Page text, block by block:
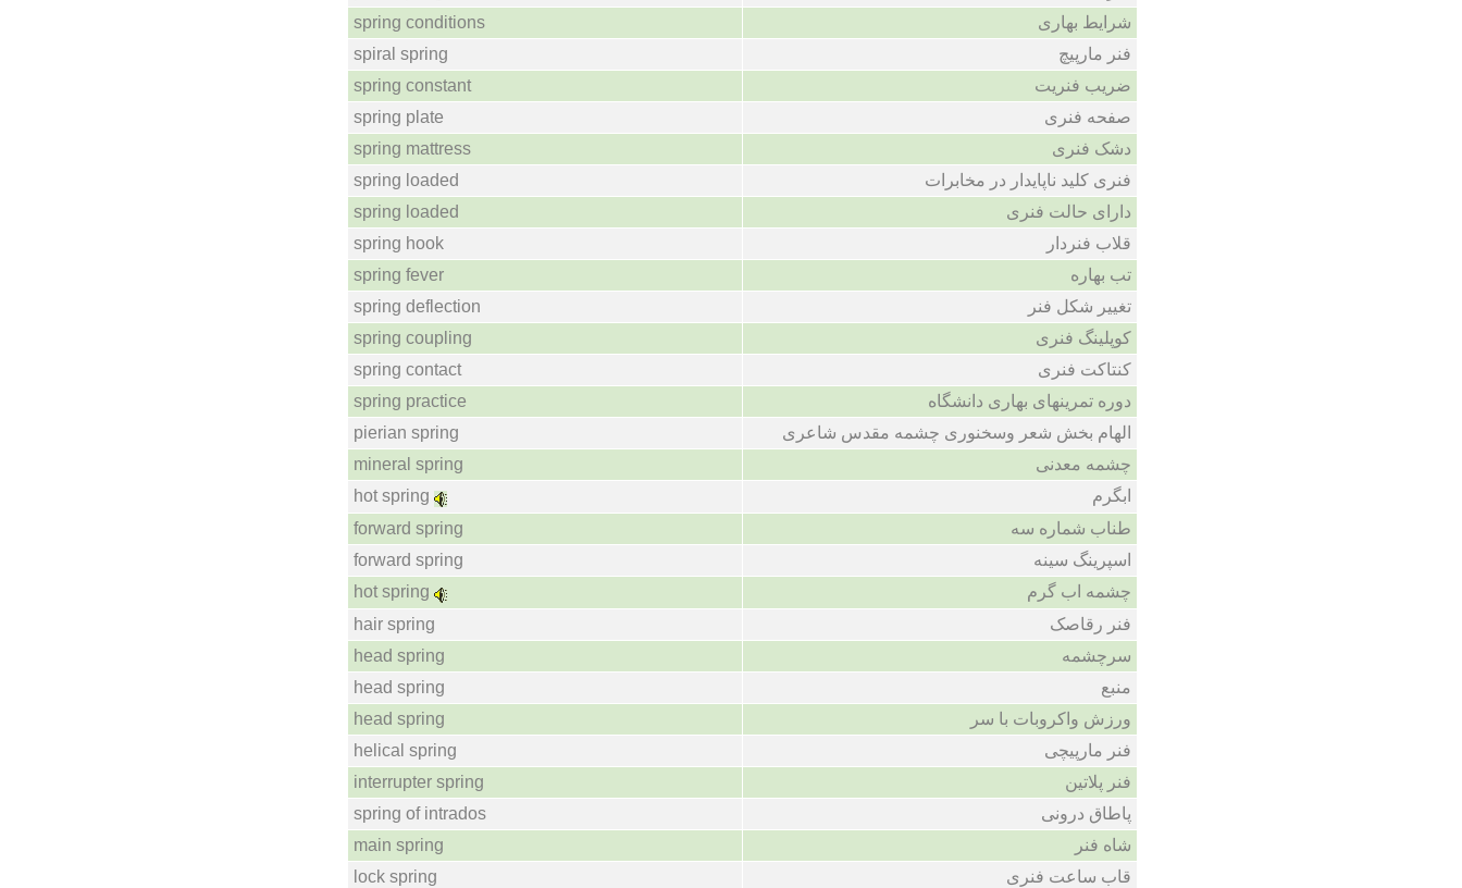
spring conditions
شرایط بهاری
spiral spring
فنر مارپیچ
spring constant
ضریب فنریت
spring plate
صفحه فنری
spring mattress
دشک فنری
spring loaded
فنری کلید ناپایدار در مخابرات
spring loaded
دارای حالت فنری
spring hook
قلاب فنردار
spring fever
تب بهاره
spring deflection
تغییر شکل فنر
spring coupling
کوپلینگ فنری
spring contact
کنتاکت فنری
spring practice
دوره تمرینهای بهاری دانشگاه
pierian spring
الهام بخش شعر وسخنوری چشمه مقدس شاعری
mineral spring
چشمه معدنی
hot spring
ابگرم
forward spring
طناب شماره سه
forward spring
اسپرینگ سینه
hot spring
چشمه اب گرم
hair spring
فنر رقاصک
head spring
سرچشمه
head spring
منبع
head spring
ورزش واکروبات با سر
helical spring
فنر مارپیچی
interrupter spring
فنر پلاتین
spring of intrados
پاطاق درونی
main spring
شاه فنر
lock spring
قاب ساعت فنری